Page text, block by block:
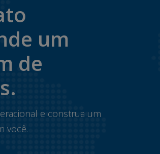
um
de
e construa um
você.